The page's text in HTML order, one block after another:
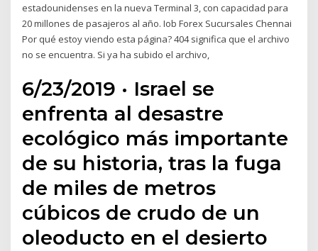
estadounidenses en la nueva Terminal 3, con capacidad para
20 millones de pasajeros al año. Iob Forex Sucursales Chennai
Por qué estoy viendo esta página? 404 significa que el archivo
no se encuentra. Si ya ha subido el archivo,
6/23/2019 · Israel se
enfrenta al desastre
ecológico más importante
de su historia, tras la fuga
de miles de metros
cúbicos de crudo de un
oleoducto en el desierto